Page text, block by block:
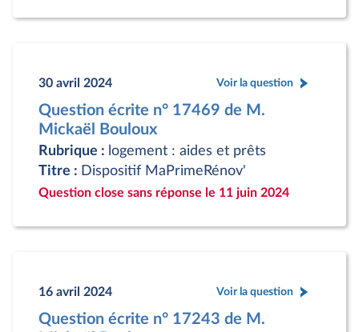
30 avril 2024 Voir la question
Question écrite n° 17469 de M.
Mickaël Bouloux
Rubrique : logement : aides et prêts
Titre : Dispositif MaPrimeRénov'
Question close sans réponse le 11 juin 2024
16 avril 2024 Voir la question
Question écrite n° 17243 de M.